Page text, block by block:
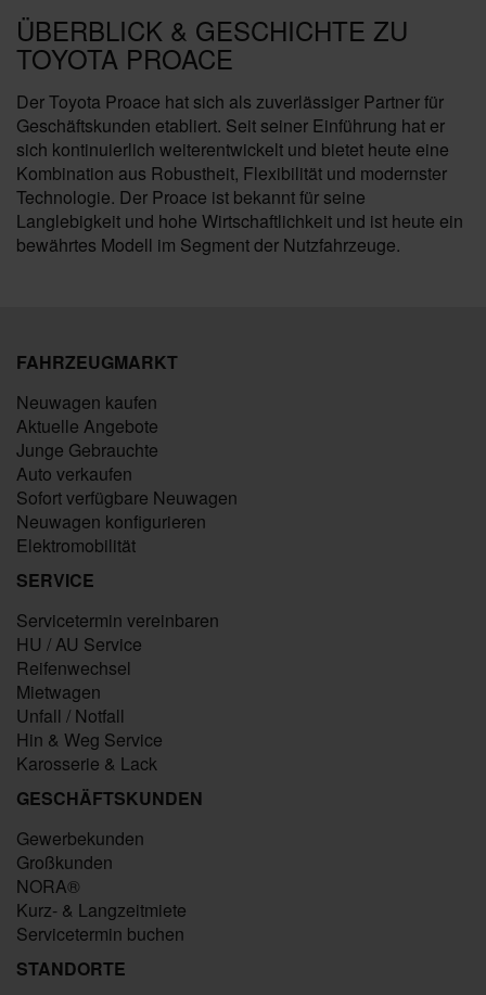
ÜBERBLICK & GESCHICHTE ZU
TOYOTA PROACE
Der Toyota Proace hat sich als zuverlässiger Partner für
Geschäftskunden etabliert. Seit seiner Einführung hat er
sich kontinuierlich weiterentwickelt und bietet heute eine
Kombination aus Robustheit, Flexibilität und modernster
Technologie. Der Proace ist bekannt für seine
Langlebigkeit und hohe Wirtschaftlichkeit und ist heute ein
bewährtes Modell im Segment der Nutzfahrzeuge.
FAHRZEUGMARKT
Neuwagen kaufen
Aktuelle Angebote
Junge Gebrauchte
Auto verkaufen
Sofort verfügbare Neuwagen
Neuwagen konfigurieren
Elektromobilität
SERVICE
Servicetermin vereinbaren
HU / AU Service
Reifenwechsel
Mietwagen
Unfall / Notfall
Hin & Weg Service
Karosserie & Lack
GESCHÄFTSKUNDEN
Gewerbekunden
Großkunden
NORA®
Kurz- & Langzeitmiete
Servicetermin buchen
STANDORTE